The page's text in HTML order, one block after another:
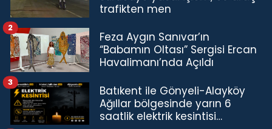
trafikten men
Feza Aygın Sanıvar’ın
“Babamın Oltası” Sergisi Ercan
Havalimanı’nda Açıldı
2
Batıkent ile Gönyeli-Alayköy
Ağıllar bölgesinde yarın 6
saatlik elektrik kesintisi…
3